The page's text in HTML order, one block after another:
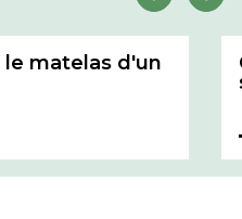
matelas d'un